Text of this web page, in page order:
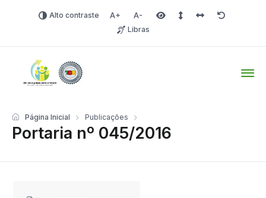
Alto contraste Aumentar fonte
Diminuir fonteÁrea selecionada
Espaçamento de linha
Espaço dos
Redefinir
Libras
Portaria nº 045/2016
Página Inicial Publicações